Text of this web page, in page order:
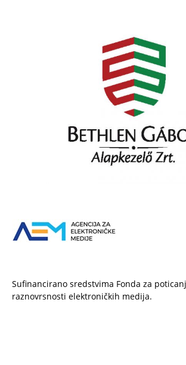
Sufinancirano sredstvima Fonda za
raznovrsnosti elektroničkih medija.